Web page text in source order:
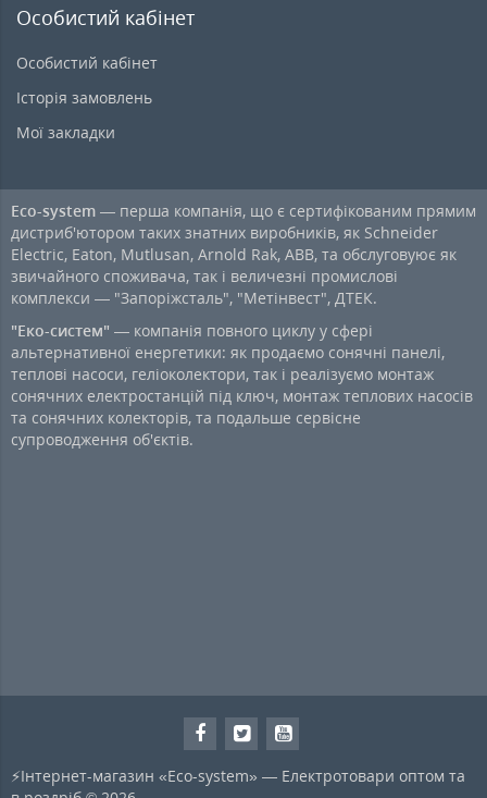
Особистий кабінет
Особистий кабінет
Історія замовлень
Мої закладки
Eco-system — перша компанія, що є сертифікованим прямим
дистриб'ютором таких знатних виробників, як Schneider
Electric, Eaton, Mutlusan, Arnold Rak, ABB, та обслуговуює як
звичайного споживача, так і величезні промислові
комплекси — "Запоріжсталь", "Метінвест", ДТЕК.
"Еко-систем" — компанія повного циклу у сфері
альтернативної енергетики: як продаємо сонячні панелі,
теплові насоси, геліоколектори, так і реалізуємо монтаж
сонячних електростанцій під ключ, монтаж теплових насосів
та сонячних колекторів, та подальше сервісне
супроводження об'єктів.
⚡Інтернет-магазин «Eco-system» — Електротовари оптом та